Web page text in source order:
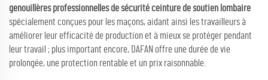
genouillères professionnelles de sécurité ceinture de soutien lombaire
spécialement conçues pour les maçons, aidant ainsi les travailleurs à
améliorer leur efficacité de production et à mieux se protéger pendant
leur travail ; plus important encore, DAFAN offre une durée de vie
prolongée, une protection rentable et un prix raisonnable.